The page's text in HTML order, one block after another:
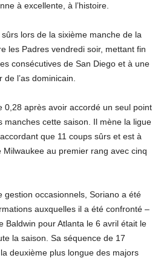
à excellente, à l’histoire.
lors de la sixième manche de la
les Padres vendredi soir, mettant fin
consécutives de San Diego et à une
l’as dominicain.
0,28 après avoir accordé un seul point
manches cette saison. Il mène la ligue
que 11 coups sûrs et est à
Milwaukee au premier rang avec cinq
gestion occasionnels, Soriano a été
auxquelles il a été confronté –
Baldwin pour Atlanta le 6 avril était le
la saison. Sa séquence de 17
deuxième plus longue des majors